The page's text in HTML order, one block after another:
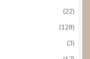
(22)
(128)
(3)